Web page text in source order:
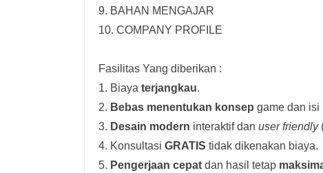
9. BAHAN MENGAJAR
10. COMPANY PROFILE
Fasilitas Yang diberikan :
1. Biaya terjangkau.
2. Bebas menentukan konsep game dan isi
3. Desain modern interaktif dan user friendly
4. Konsultasi GRATIS tidak dikenakan biaya.
5. Pengerjaan cepat dan hasil tetap